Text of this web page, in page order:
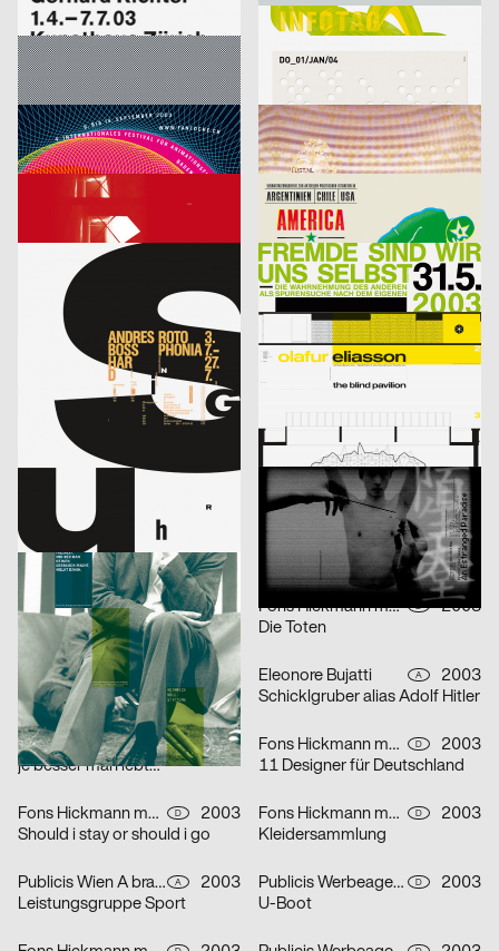
Richter
Infotag
labor b – Netzwerk für Gestaltung D
2003
Focus Award 2003 – Ausschreibung
designliga
2003
Veranstaltungsplakat Sylvester
Bringolf Irion Vögeli CH
2003
Fantoche 03
Sascha Brossmann, Heike Grebin, Matthias Hübner, Johanna Leuner D
2003
Von Fall zu Fall: lust.nl
blotto design tarzanundjane
America, Amerikkka
cyan (Daniela Haufe + Detlef Fiedler) D
2003
fremde sind wir uns selbst – ein interreligiöser dialog
cyan (Daniela Haufe + Detlef Fiedler) D
2003
20 Jahre Freunde guter Musik
cyan (Daniela Haufe + Detlef Fiedler) D
2003
cyan (Daniela Haufe + Detlef Fiedler) D
2003
better days
blotto design
2003
hesign D
2003
An Estranged Paradise
lmn
Musica Viva Konzert 26.02.2003
i.de – Büro für Kommunikation D
2003
Mitra Tabrizian Jenseits der Grenzen
Marion Blomeyer D
2003
Gedächtnisbilder
Fons Hickmann m23 D
2003
Die Toten
HardCase Design
2003
Paradies No. 5
Eleonore Bujatti A
2003
Schicklgruber alias Adolf Hitler
Franz Scholz D
2003
je besser man lebt…
Fons Hickmann m23, Klaus Hesse D
2003
11 Designer für Deutschland
Fons Hickmann m23 D
2003
Should i stay or should i go
Fons Hickmann m23 D
2003
Kleidersammlung
Publicis Wien A brand of Publicis Group Austria A
2003
Leistungsgruppe Sport
Publicis Werbeagentur GmbH D
2003
U-Boot